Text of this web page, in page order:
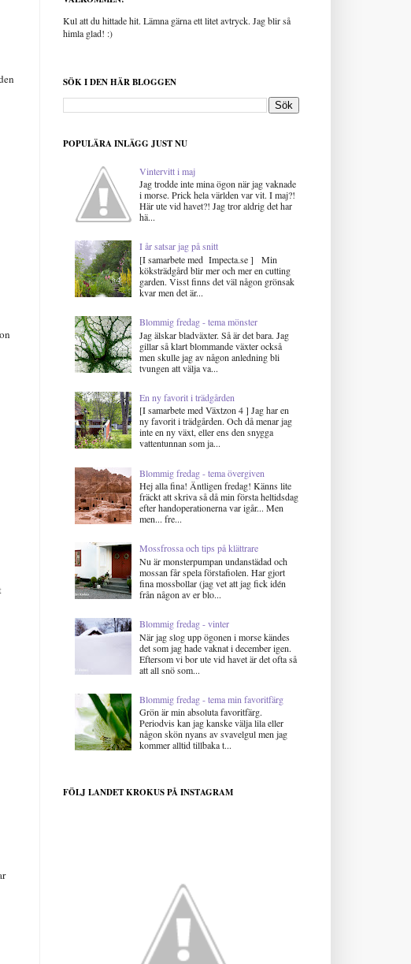
Kul att du hittade hit. Lämna gärna ett litet avtryck. Jag blir så
himla glad! :)
SÖK I DEN HÄR BLOGGEN
POPULÄRA INLÄGG JUST NU
Vintervitt i maj
Jag trodde inte mina ögon när jag vaknade
i morse. Prick hela världen var vit. I maj?!
Här ute vid havet?! Jag tror aldrig det har
hä...
I år satsar jag på snitt
[I samarbete med Impecta.se ] Min
köksträdgård blir mer och mer en cutting
garden. Visst finns det väl någon grönsak
kvar men det är...
Blommig fredag - tema mönster
Jag älskar bladväxter. Så är det bara. Jag
gillar så klart blommande växter också
men skulle jag av någon anledning bli
tvungen att välja va...
En ny favorit i trädgården
[I samarbete med Växtzon 4 ] Jag har en
ny favorit i trädgården. Och då menar jag
inte en ny växt, eller ens den snygga
vattentunnan som ja...
Blommig fredag - tema övergiven
Hej alla fina! Äntligen fredag! Känns lite
fräckt att skriva så då min första heltidsdag
efter handoperationerna var igår... Men
men... fre...
Mossfrossa och tips på klättrare
Nu är monsterpumpan undanstädad och
mossan får spela förstafiolen. Har gjort
fina mossbollar (jag vet att jag fick idén
från någon av er blo...
Blommig fredag - vinter
När jag slog upp ögonen i morse kändes
det som jag hade vaknat i december igen.
Eftersom vi bor ute vid havet är det ofta så
att all snö som...
Blommig fredag - tema min favoritfärg
Grön är min absoluta favoritfärg.
Periodvis kan jag kanske välja lila eller
någon skön nyans av svavelgul men jag
kommer alltid tillbaka t...
FÖLJ LANDET KROKUS PÅ INSTAGRAM